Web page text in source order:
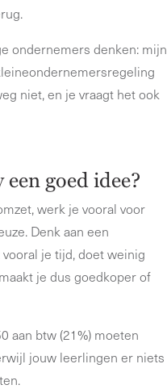
ondernemers denken: mijn
niet, en je vraagt het ook
goed idee?
werk je vooral voor
Denk aan een
je tijd, doet weinig
je dus goedkoper of
aan btw (21%) moeten
jouw leerlingen er niets